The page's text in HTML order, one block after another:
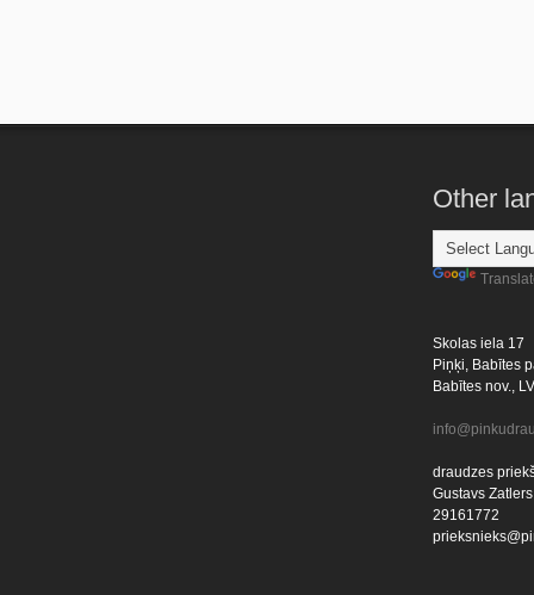
Other
Skolas iela 17
Piņķi, Babītes
Babītes nov.,
draudzes
Gustavs Zatlers
29161772